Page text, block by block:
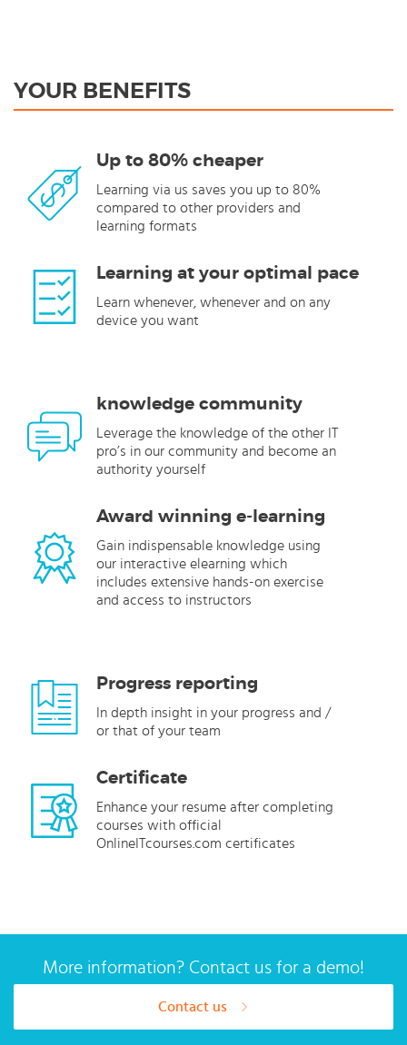
YOUR BENEFITS
Up to 80% cheaper
Learning via us saves you up to 80%
compared to other providers and
learning formats
Learning at your optimal pace
Learn whenever, whenever and on any
device you want
knowledge community
Leverage the knowledge of the other IT
pro’s in our community and become an
authority yourself
Award winning e-learning
Gain indispensable knowledge using
our interactive elearning which
includes extensive hands-on exercise
and access to instructors
Progress reporting
In depth insight in your progress and /
or that of your team
Certificate
Enhance your resume after completing
courses with official
OnlineITcourses.com certificates
More information? Contact us for a demo!
Contact us